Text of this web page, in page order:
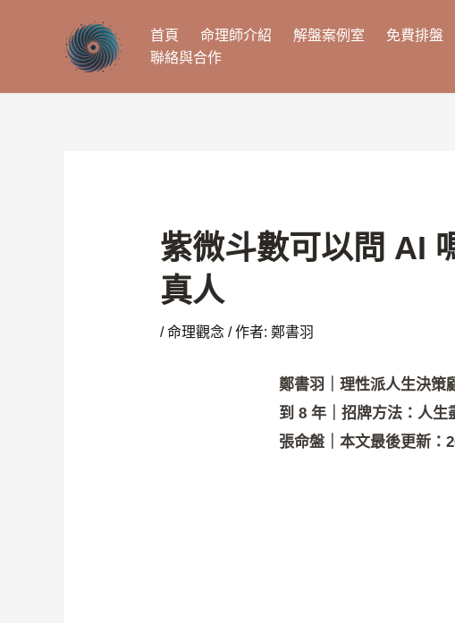
首頁 命理師介紹 解盤案例室 免費排盤
聯絡與合作
紫微斗數可以問 AI
真人
/命理觀念 / 作者: 鄭書羽
鄭書羽｜理性派人生決策
到 8 年｜招牌方法：人生
張命盤｜本文最後更新：